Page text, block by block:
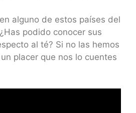
alguno de estos países del
podido conocer sus
al té? Si no las hemos
placer que nos lo cuentes